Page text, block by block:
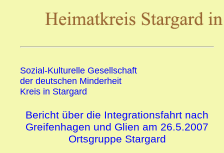
Sozial-Kulturelle Gesellschaft
der deutschen Minderheit
Kreis in Stargard
Bericht über die Integrationsfahrt nach
Greifenhagen und Glien am 26.5.2007
Ortsgruppe Stargard